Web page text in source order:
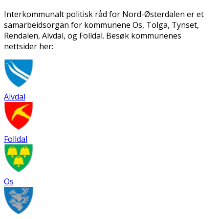
Interkommunalt politisk råd for Nord-Østerdalen er et
samarbeidsorgan for kommunene Os, Tolga, Tynset,
Rendalen, Alvdal, og Folldal. Besøk kommunenes
nettsider her:
Alvdal
Folldal
Os